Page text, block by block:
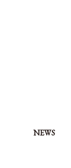
NEWS